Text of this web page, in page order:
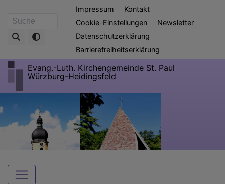
zum
Suche
Fußbereichsmenü
Impressum
Kontakt
Cookie-Einstellungen
Newsletter
Datenschutzerklärung
Barrierefreiheitserklärung
Evang.-Luth. Kirchengemeinde St. Paul
Würzburg-Heidingsfeld
Hauptnavigation